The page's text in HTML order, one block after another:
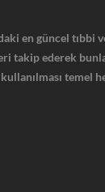
en güncel tıbbi
takip ederek
temel